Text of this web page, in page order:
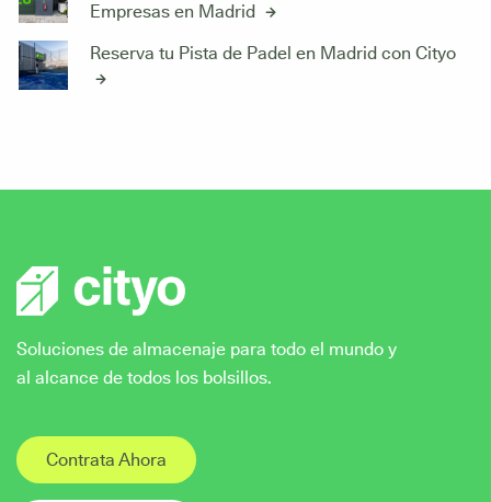
Empresas en Madrid
Reserva tu Pista de Padel en Madrid con Cityo
Soluciones de almacenaje para todo el mundo y
al alcance de todos los bolsillos.
Contrata Ahora